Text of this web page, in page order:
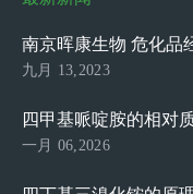
南京晖康生物 危化品
九月 13,2023
四甲基哌啶胺的相对
一月 06,2026